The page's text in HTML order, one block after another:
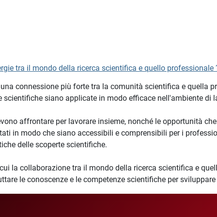
tra il mondo della ricerca scientifica e quello professionale
connessione più forte tra la comunità scientifica e quella
scientifiche siano applicate in modo efficace nell'ambiente di
affrontare per lavorare insieme, nonché le opportunità
in modo che siano accessibili e comprensibili per i
delle scoperte scientifiche.
la collaborazione tra il mondo della ricerca scientifica e
le conoscenze e le competenze scientifiche per